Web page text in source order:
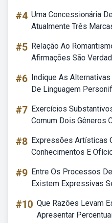
#4 Uma Concessionária
Atualmente Três
#5 Relação Ao
Afirmações São
#6 Indique As
De Linguagem
#7 Exercícios
Comum Dois Gêneros
#8 Expressões Artísticas
Conhecimentos E
#9 Entre Os Processos
Existem Expressivas
#10 Que Razões Levam
Apresentar